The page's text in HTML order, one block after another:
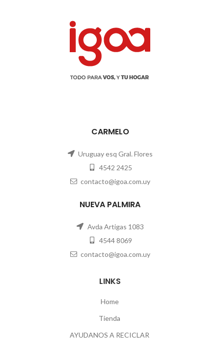
CARMELO
Uruguay esq Gral. Flores
4542 2425
contacto@igoa.com.uy
NUEVA PALMIRA
Avda Artigas 1083
4544 8069
contacto@igoa.com.uy
LINKS
Home
Tienda
AYUDANOS A RECICLAR